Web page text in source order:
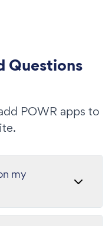
Questions
POWR apps to
my